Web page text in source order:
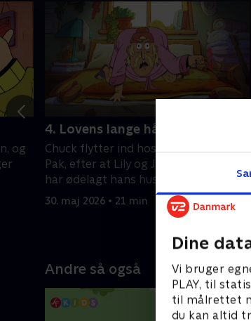
Dine
Vi bruger
PLAY, til
til målrettet
du kan altid
og
4. Lovens lange hånd
Chuck flytter ind hos familien Wylde
Pak, efter at Lily og Jack ved et uheld
har ødelagt hans hus.
30. maj 2026 • 21 min
Andre så også